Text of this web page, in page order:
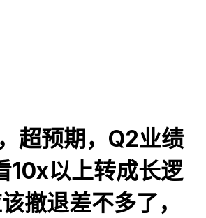
超预期，Q2业绩
10x以上转成长逻
撤退差不多了，